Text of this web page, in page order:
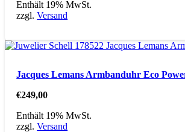
Enthält 19% MwSt.
zzgl.Versand
Jacques Lemans Armbanduhr Eco
€249,00
Enthält 19% MwSt.
zzgl.Versand